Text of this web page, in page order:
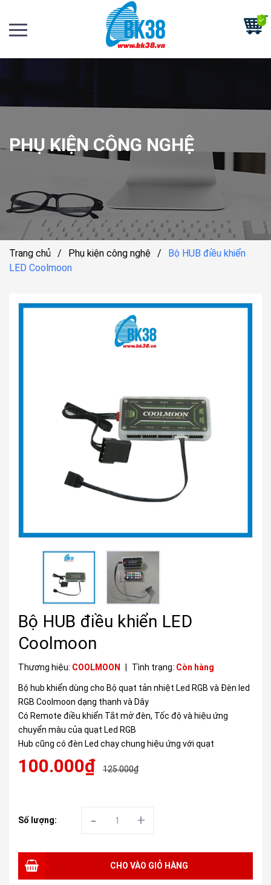
PHỤ KIỆN CÔNG NGHỆ
Trang chủ / Phụ kiện công nghệ /
Bộ HUB điều khiển
LED Coolmoon
Bộ HUB điều khiển LED
Coolmoon
Thương hiệu: COOLMOON Tình trạng: Còn hàng
Bộ hub khiển dùng cho Bộ quạt tản nhiệt Led RGB và Đèn led
RGB Coolmoon dạng thanh và Dây
Có Remote điều khiển Tắt mở đèn, Tốc độ và hiệu ứng
chuyển màu của quạt Led RGB
Hub cũng có đèn Led chạy chung hiệu ứng với quạt
100.000₫ 125.000₫
Số lượng: - +
CHO VÀO GIỎ HÀNG